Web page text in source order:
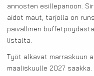
annosten esillepanoon.
aidot maut, tarjolla on
päivällinen
listalta.
Työt alkavat marraskuun
maaliskuulle 2027